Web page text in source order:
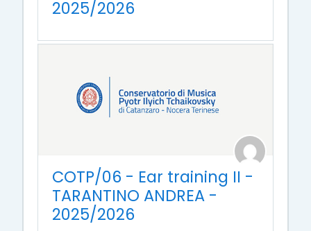
2025/2026
COTP/06 - Ear training II -
TARANTINO ANDREA -
2025/2026